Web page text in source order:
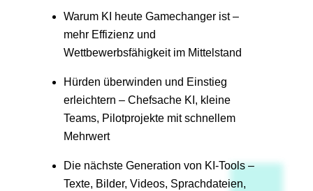
Warum KI heute Gamechanger ist –
mehr Effizienz und
Wettbewerbsfähigkeit im Mittelstand
Hürden überwinden und Einstieg
erleichtern – Chefsache KI, kleine
Teams, Pilotprojekte mit schnellem
Mehrwert
Die nächste Generation von KI-Tools –
Texte, Bilder, Videos, Sprachdateien,